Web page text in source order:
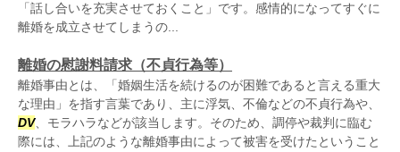
「話し合いを充実させておくこと」です。感情的になってすぐに
離婚を成立させてしまうの...
離婚の慰謝料請求（不貞行為等）
離婚事由とは、「婚姻生活を続けるのが困難であると言える重大
な理由」を指す言葉であり、主に浮気、不倫などの不貞行為や、
DV、モラハラなどが該当します。そのため、調停や裁判に臨む
際には、上記のような離婚事由によって被害を受けたということ